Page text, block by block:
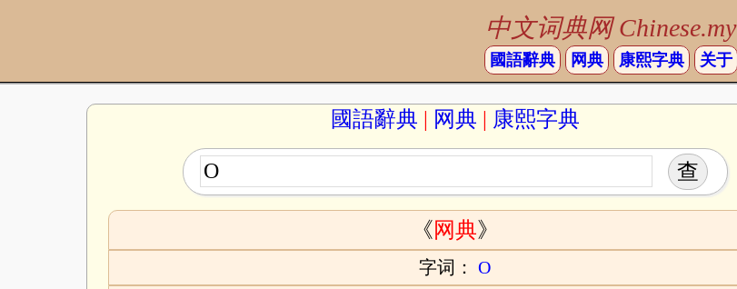
中文词典网 Chinese.my
國語辭典 网典 康熙字典 关于
國語辭典 | 网典 | 康熙字典
《 网典》
字词： O